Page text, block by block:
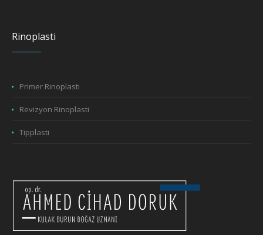
Rinoplasti
Primer Rinoplasti
Revizyon Rinoplasti
Tipplasti